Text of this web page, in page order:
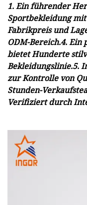
1. Ein führender
Sportbekleidung
Fabrikpreis und
ODM-Bereich.4. Ein
bietet Hunderte
Bekleidungslinie.5.
zur Kontrolle von
Stunden-
Verifiziert durch